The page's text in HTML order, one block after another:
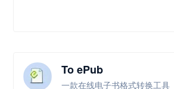
To ePub
一款在线电子书格式转换工具